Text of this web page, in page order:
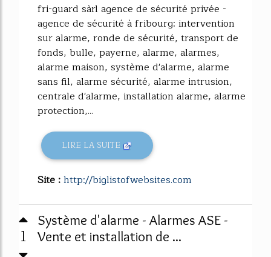
fri-guard sàrl agence de sécurité privée -
agence de sécurité à fribourg: intervention
sur alarme, ronde de sécurité, transport de
fonds, bulle, payerne, alarme, alarmes,
alarme maison, système d'alarme, alarme
sans fil, alarme sécurité, alarme intrusion,
centrale d'alarme, installation alarme, alarme
protection,...
LIRE LA SUITE
Site :http://biglistofwebsites.com
1
Système d'alarme - Alarmes ASE -
Vente et installation de ...